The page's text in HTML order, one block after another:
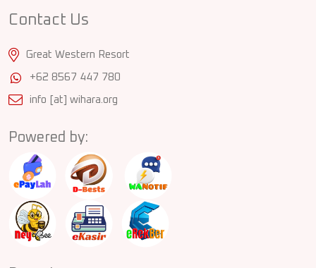
Contact Us
Great Western Resort
+62 8567 447 780
info [at] wihara.org
Powered by: